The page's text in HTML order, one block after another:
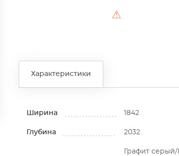
⚠
Характеристики
Ширина 1842
Глубина 2032
Графит